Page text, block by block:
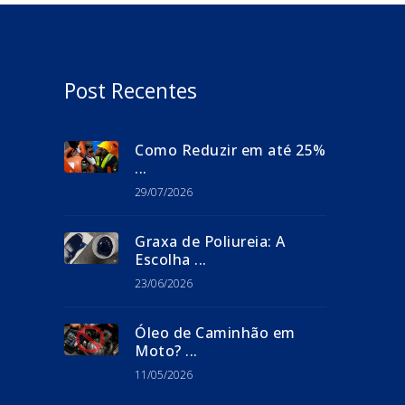
Post Recentes
Como Reduzir em até 25%
...
29/07/2026
Graxa de Poliureia: A
Escolha ...
23/06/2026
Óleo de Caminhão em
Moto? ...
11/05/2026